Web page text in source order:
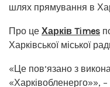
шлях прямування в
Про це Харків Times
Харківської міської
«Це пов’язано з
«Харківобленерго»»,